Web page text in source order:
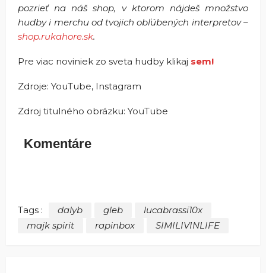
pozrieť na náš shop, v ktorom nájdeš množstvo
hudby i merchu od tvojich obľúbených interpretov –
shop.rukahore.sk.
Pre viac noviniek zo sveta hudby klikaj sem!
Zdroje: YouTube, Instagram
Zdroj titulného obrázku: YouTube
Komentáre
Tags : dalyb gleb
lucabrassi10x
majk spirit
rapinbox SIMILIVINLIFE